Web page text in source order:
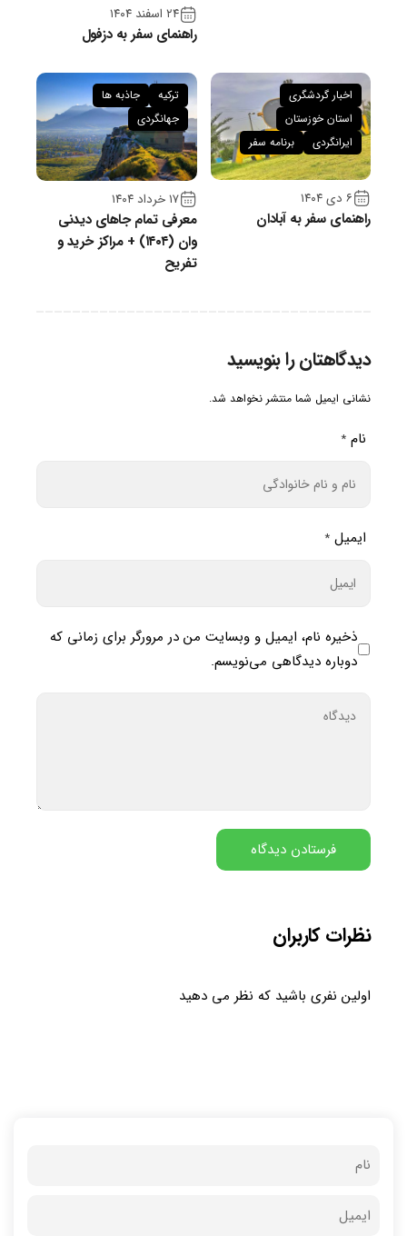
۲۴ اسفند ۱۴۰۴
راهنمای سفر به دزفول
۶ دی ۱۴۰۴
راهنمای سفر به آبادان
اخبار گردشگری
استان خوزستان
ایرانگردی
برنامه سفر
۱۷ خرداد ۱۴۰۴
معرفی تمام جاهای دیدنی
وان (۱۴۰۴) + مراکز خرید و
تفریح
ترکیه
جاذبه ها
جهانگردی
دیدگاهتان را بنویسید
نشانی ایمیل شما منتشر نخواهد شد.
نام *
ایمیل *
ذخیره نام، ایمیل و وبسایت من در مرورگر برای زمانی که
دوباره دیدگاهی می‌نویسم.
نظرات کاربران
اولین نفری باشید که نظر می دهید